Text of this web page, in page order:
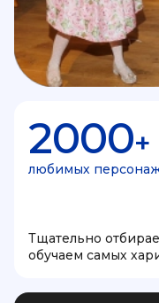
2000+
любимых
Тщательно
обучаем самых